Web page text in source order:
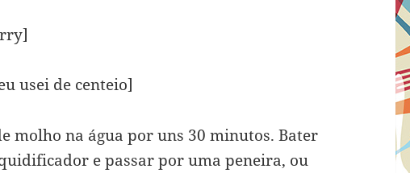
usei de centeio]
molho na água por uns 30 minutos. Bater
e passar por uma peneira, ou